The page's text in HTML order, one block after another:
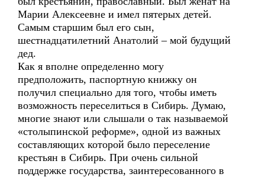
Марии Алексеевне и имел пятерых детей.
Самым старшим был его сын,
шестнадцатилетний Анатолий – мой будущий
дед.
Как я вполне определенно могу
предположить, паспортную книжку он
получил специально для того, чтобы иметь
возможность переселиться в Сибирь. Думаю,
многие знают или слышали о так называемой
«столыпинской реформе», одной из важных
составляющих которой было переселение
крестьян в Сибирь. При очень сильной
поддержке государства, заинтересованного в